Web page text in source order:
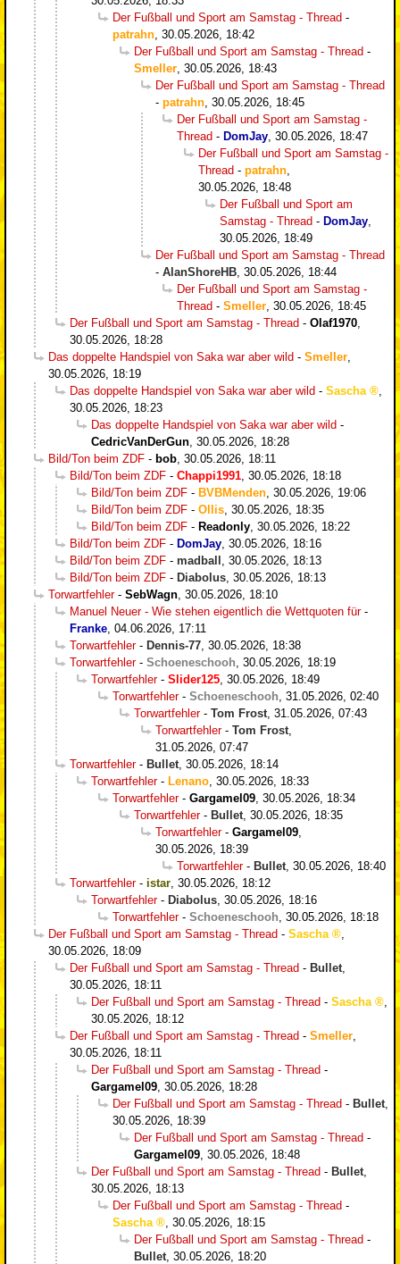
Der Fußball und Sport am Samstag - Thread -
patrahn 30.05.2026, 18:42
Der Fußball und Sport am Samstag - Thread -
Smeller 30.05.2026, 18:43
Der Fußball und Sport am Samstag - Thread
- patrahn 30.05.2026, 18:45
Der Fußball und Sport am Samstag -
Thread - DomJay 30.05.2026, 18:47
Der Fußball und Sport am Samstag -
Thread - patrahn
30.05.2026, 18:48
Der Fußball und Sport am
Samstag - Thread - DomJay
30.05.2026, 18:49
Der Fußball und Sport am Samstag - Thread
- AlanShoreHB 30.05.2026, 18:44
Der Fußball und Sport am Samstag -
Thread - Smeller 30.05.2026, 18:45
Der Fußball und Sport am Samstag - Thread - Olaf1970
30.05.2026, 18:28
Das doppelte Handspiel von Saka war aber wild - Smeller
30.05.2026, 18:19
Das doppelte Handspiel von Saka war aber wild - Sascha
30.05.2026, 18:23
Das doppelte Handspiel von Saka war aber wild -
CedricVanDerGun 30.05.2026, 18:28
Bild/Ton beim ZDF - bob 30.05.2026, 18:11
Bild/Ton beim ZDF - Chappi1991 30.05.2026, 18:18
Bild/Ton beim ZDF - BVBMenden 30.05.2026, 19:06
Bild/Ton beim ZDF - Ollis 30.05.2026, 18:35
Bild/Ton beim ZDF - Readonly 30.05.2026, 18:22
Bild/Ton beim ZDF - DomJay 30.05.2026, 18:16
Bild/Ton beim ZDF - madball
30.05.2026, 18:13
Bild/Ton beim ZDF - Diabolus 30.05.2026, 18:13
Torwartfehler- SebWagn 30.05.2026, 18:10
Manuel Neuer - Wie stehen eigentlich die Wettquoten für-
Franke 04.06.2026, 17:11
Torwartfehler- Dennis-77 30.05.2026, 18:38
Torwartfehler- Schoeneschooh 30.05.2026, 18:19
Torwartfehler- Slider125 30.05.2026, 18:49
Torwartfehler- Schoeneschooh 31.05.2026, 02:40
Torwartfehler- Tom Frost 31.05.2026, 07:43
Torwartfehler- Tom Frost
31.05.2026, 07:47
Torwartfehler- Bullet 30.05.2026, 18:14
Torwartfehler- Lenano 30.05.2026, 18:33
Torwartfehler- Gargamel09 30.05.2026, 18:34
Torwartfehler- Bullet 30.05.2026, 18:35
Torwartfehler- Gargamel09
30.05.2026, 18:39
Torwartfehler- Bullet 30.05.2026, 18:40
Torwartfehler- istar 30.05.2026, 18:12
Torwartfehler- Diabolus 30.05.2026, 18:16
Torwartfehler- Schoeneschooh 30.05.2026, 18:18
Der Fußball und Sport am Samstag - Thread - Sascha
30.05.2026, 18:09
Der Fußball und Sport am Samstag - Thread - Bullet
30.05.2026, 18:11
Der Fußball und Sport am Samstag - Thread - Sascha
30.05.2026, 18:12
Der Fußball und Sport am Samstag - Thread - Smeller
30.05.2026, 18:11
Der Fußball und Sport am Samstag - Thread -
Gargamel09 30.05.2026, 18:28
Der Fußball und Sport am Samstag - Thread - Bullet
30.05.2026, 18:39
Der Fußball und Sport am Samstag - Thread -
Gargamel09 30.05.2026, 18:48
Der Fußball und Sport am Samstag - Thread - Bullet
30.05.2026, 18:13
Der Fußball und Sport am Samstag - Thread -
Sascha
30.05.2026, 18:15
Der Fußball und Sport am Samstag - Thread -
Bullet 30.05.2026, 18:20